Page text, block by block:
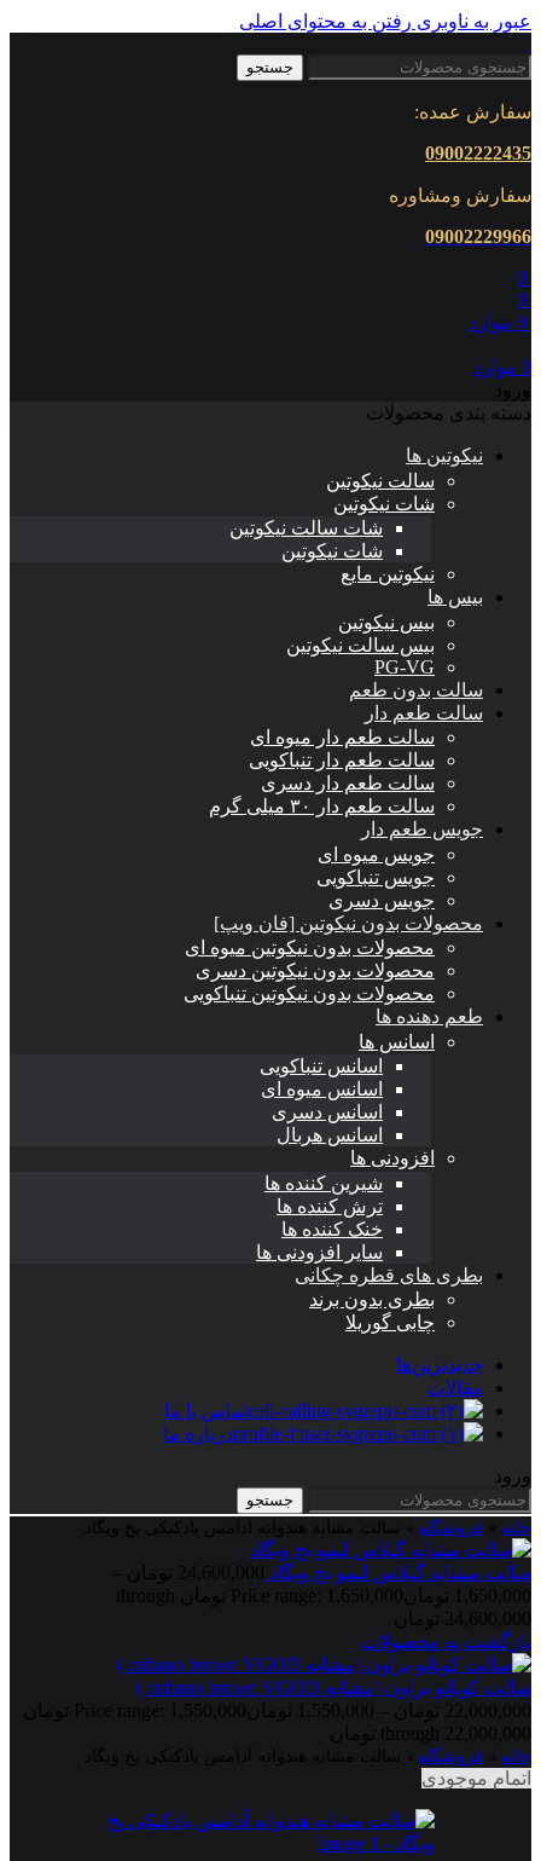
عبور به ناوبری رفتن به محتوای اصلی
جستجو
سفارش عمده:
09002222435
سفارش ومشاوره
09002229966
0
0
0 موارد
0 موارد
ورود
دسته بندی محصولات
نیکوتین ها
سالت نیکوتین
شات نیکوتین
شات سالت نیکوتین
شات نیکوتین
نیکوتین مایع
بیس ها
بیس نیکوتین
بیس سالت نیکوتین
PG-VG
سالت بدون طعم
سالت طعم دار
سالت طعم دار میوه ای
سالت طعم دار تنباکویی
سالت طعم دار دسری
سالت طعم دار ۳۰ میلی گرم
جویس طعم دار
جویس میوه ای
جویس تنباکویی
جویس دسری
محصولات بدون نیکوتین [فان ویپ]
محصولات بدون نیکوتین میوه ای
محصولات بدون نیکوتین دسری
محصولات بدون نیکوتین تنباکویی
طعم دهنده ها
اسانس‌ ها
اسانس تنباکویی
اسانس میوه ای
اسانس دسری
اسانس هربال
افزودنی ها
شیرین کننده ها
ترش کننده ها
خنک کننده ها
سایر افزودنی ها
بطری های قطره چکانی
بطری بدون برند
چابی گوریلا
جدیدترین‌ها
مقالات
تماس با ما
درباره ما
ورود
جستجو
خانه » فروشگاه » سالت مشابه هندوانه آدامس بادکنکی یخ ویگاد
سالت مشابه گیلاس لیمو یخ ویگاد 24,600,000 تومان
1,650,000
تومان
Price range: 1,650,000 تومان through
24,600,000 تومان
بازگشت به محصولات
سالت کوبانو براون (مشابه cubano brown VGOD )
22,000,000
تومان 1,550,000 تومان
Price range: 1,550,000 تومان
through 22,000,000 تومان
خانه » فروشگاه » سالت مشابه هندوانه آدامس بادکنکی یخ ویگاد
اتمام موجودی